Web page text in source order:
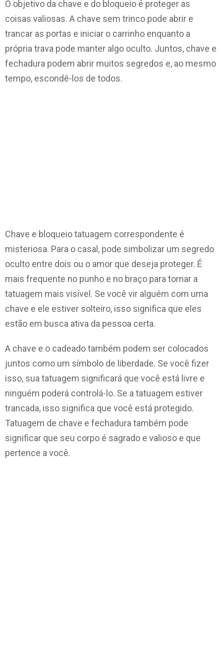
O objetivo da chave e do bloqueio é proteger as
coisas valiosas. A chave sem trinco pode abrir e
trancar as portas e iniciar o carrinho enquanto a
própria trava pode manter algo oculto. Juntos, chave e
fechadura podem abrir muitos segredos e, ao mesmo
tempo, escondê-los de todos.
Chave e bloqueio tatuagem correspondente é
misteriosa. Para o casal, pode simbolizar um segredo
oculto entre dois ou o amor que deseja proteger. É
mais frequente no punho e no braço para tornar a
tatuagem mais visível. Se você vir alguém com uma
chave e ele estiver solteiro, isso significa que eles
estão em busca ativa da pessoa certa.
A chave e o cadeado também podem ser colocados
juntos como um símbolo de liberdade. Se você fizer
isso, sua tatuagem significará que você está livre e
ninguém poderá controlá-lo. Se a tatuagem estiver
trancada, isso significa que você está protegido.
Tatuagem de chave e fechadura também pode
significar que seu corpo é sagrado e valioso e que
pertence a você.